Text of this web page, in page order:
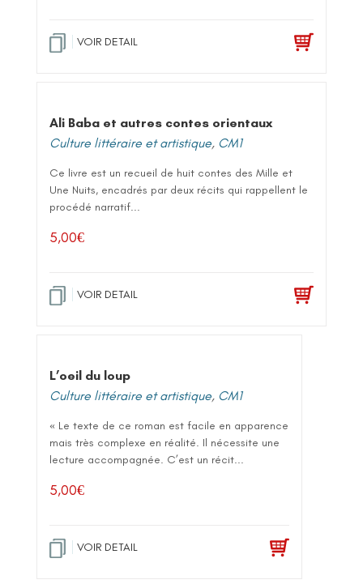
VOIR DETAIL
Ali Baba et autres contes orientaux
Culture littéraire et artistique, CM1
Ce livre est un recueil de huit contes des Mille et
Une Nuits, encadrés par deux récits qui rappellent le
procédé narratif...
5,00€
VOIR DETAIL
L’oeil du loup
Culture littéraire et artistique, CM1
« Le texte de ce roman est facile en apparence
mais très complexe en réalité. Il nécessite une
lecture accompagnée. C’est un récit...
5,00€
VOIR DETAIL